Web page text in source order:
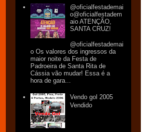
@oficialfestademai
o@oficialfestadem
aio ATENÇÃO,
SANTA CRUZ!
@oficialfestademai
o Os valores dos ingressos da
maior noite da Festa de
Padroeira de Santa Rita de
Cássia vão mudar! Essa é a
hora de gara...
Vendo gol 2005
Vendido